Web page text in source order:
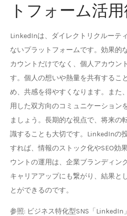
トフォーム活
LinkedInは、ダイレクトリクルーテ
ないプラットフォームです。効果的
カウントだけでなく、個人アカウン
す。個人の想いや熱量を共有するこ
め、共感を得やすくなります。また
用した双方向のコミュニケーション
ましょう。長期的な視点で、将来の
識することも大切です。LinkedInの
すれば、情報のストック化やSEO効
ウントの運用は、企業ブランディン
キャリアアップにも繋がり、結果と
とができるのです。
参照: ビジネス特化型SNS「